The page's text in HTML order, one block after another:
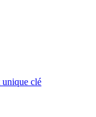
unique clé